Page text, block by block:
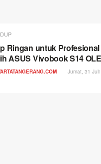
Ringan untuk
ASUS Vivobook S14
Jumat, 31